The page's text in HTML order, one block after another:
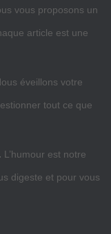
vous proposons un
article est une
éveillons votre
tout ce que
L’humour est notre
digeste et pour vous